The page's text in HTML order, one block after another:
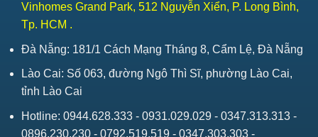
Vinhomes Grand Park, 512 Nguyễn Xiển, P. Long Bình,
Tp. HCM .
Đà Nẵng: 181/1 Cách Mạng Tháng 8, Cẩm Lệ, Đà Nẵng
Lào Cai: Số 063, đường Ngô Thì Sĩ, phường Lào Cai,
tỉnh Lào Cai
Hotline: 0944.628.333 - 0931.029.029 - 0347.313.313 -
0896.230.230 - 0792.519.519 - 0347.303.303 -